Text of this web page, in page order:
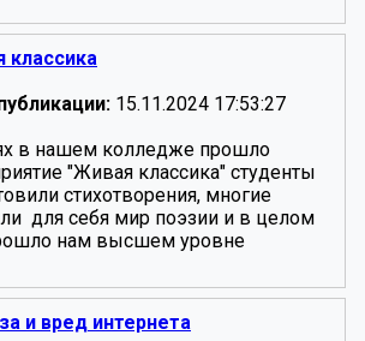
классика
15.11.2024 17:53:27
в нашем колледже прошло
"Живая классика" студенты
стихотворения, многие
для себя мир поэзии и в целом
нам высшем уровне
и вред интернета